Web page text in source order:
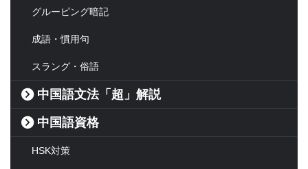
グルーピング暗記
成語・慣用句
スラング・俗語
中国語文法「超」解説
中国語資格
HSK対策